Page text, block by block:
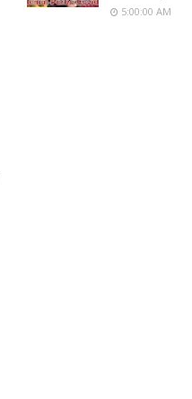
5:00:00 AM